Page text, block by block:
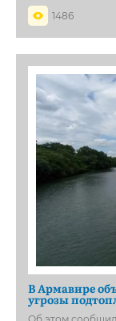
1486
В Армавире
угрозы